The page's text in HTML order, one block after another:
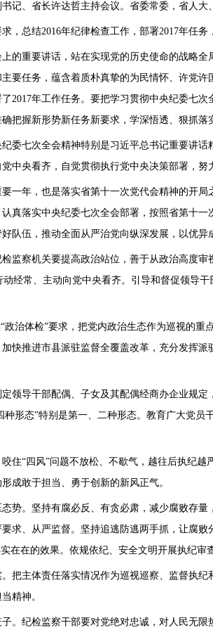
记、省长许达哲主持会议。省委常委，省人大
，总结2016年纪律检查工作，部署2017年任
的重要讲话，站在实现党的历史使命的战略
要任务，蕴含着质朴真挚的为民情怀、许党
2017年工作任务。要把学习贯彻中央纪委七
把握新形势新任务新要求，学深悟透、狠抓落
委七次全会精神特别是习近平总书记重要讲
中央看齐，自觉贯彻执行党中央决策部署，努
一年，也是落实省第十一次党代会精神的开
真落实中央纪委七次全会部署，按照省第十
队伍，推动全面从严治党向纵深发展，以优异
监察机关要提高政治站位，善于从政治高度
动经常、主动向党中央看齐。引导和督促领
政治体检”要求，把党内政治生态作为巡视的
快推进市县派驻监督全覆盖改革，充分发挥
领导干部配偶、子女及其配偶经商办企业规
种形态”特别是第一、二种形态。教育广大党
住“四风”问题不放松、不歇气，越往后执纪
成敢于担当、勇于创新的新风正气。
势。坚持有腐必反、有贪必肃，减少腐败存
求、从严监督。坚持追逃防逃两手抓，让腐
在在的效果。依规依纪、安全文明开展执纪审
把主体责任落实情况作为巡视巡察、监督执
精神。
。纪检监察干部要对党绝对忠诚，对人民无